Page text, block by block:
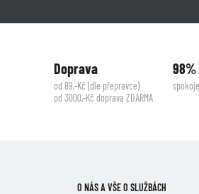
Doprava
od 89,-Kč (dle přepravce)
od 3000,-Kč doprava ZDARMA
98%
O NÁS A VŠE O SLUŽBÁCH